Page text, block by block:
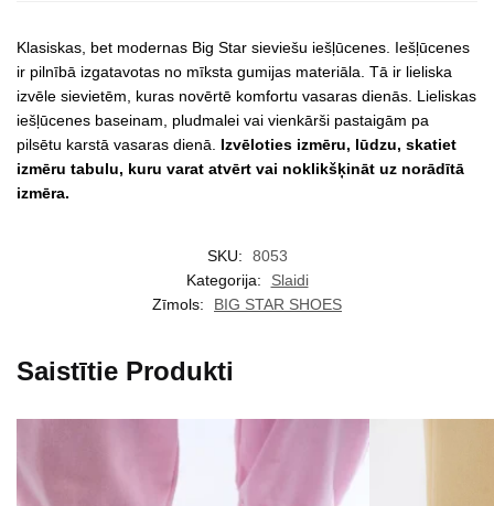
Klasiskas, bet modernas Big Star sieviešu iešļūcenes. Iešļūcenes
ir pilnībā izgatavotas no mīksta gumijas materiāla. Tā ir lieliska
izvēle sievietēm, kuras novērtē komfortu vasaras dienās. Lieliskas
iešļūcenes baseinam, pludmalei vai vienkārši pastaigām pa
pilsētu karstā vasaras dienā. Izvēloties izmēru, lūdzu, skatiet
izmēru tabulu, kuru varat atvērt vai noklikšķināt uz norādītā
izmēra.
SKU:
8053
Kategorija:
Slaidi
Zīmols:
BIG STAR SHOES
Saistītie Produkti